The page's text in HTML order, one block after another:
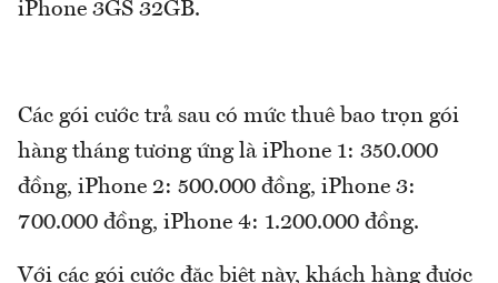
iPhone 3GS 32GB.
Các gói cước trả sau có mức thuê bao trọn gói
hàng tháng tương ứng là iPhone 1: 350.000
đồng, iPhone 2: 500.000 đồng, iPhone 3:
700.000 đồng, iPhone 4: 1.200.000 đồng.
Với các gói cước đặc biệt này, khách hàng được